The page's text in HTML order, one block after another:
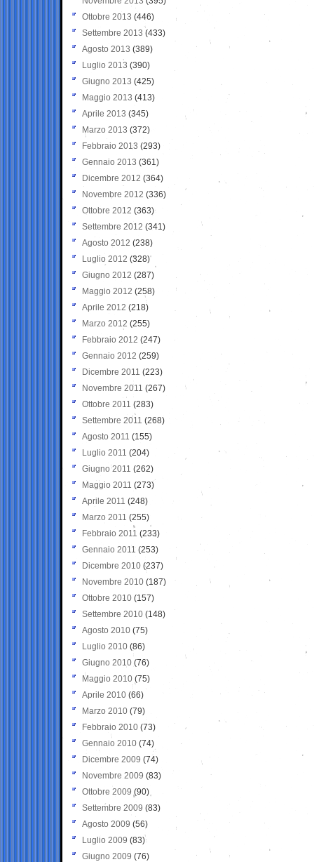
Ottobre 2013 (446)
Settembre 2013 (433)
Agosto 2013 (389)
Luglio 2013 (390)
Giugno 2013 (425)
Maggio 2013 (413)
Aprile 2013 (345)
Marzo 2013 (372)
Febbraio 2013 (293)
Gennaio 2013 (361)
Dicembre 2012 (364)
Novembre 2012 (336)
Ottobre 2012 (363)
Settembre 2012 (341)
Agosto 2012 (238)
Luglio 2012 (328)
Giugno 2012 (287)
Maggio 2012 (258)
Aprile 2012 (218)
Marzo 2012 (255)
Febbraio 2012 (247)
Gennaio 2012 (259)
Dicembre 2011 (223)
Novembre 2011 (267)
Ottobre 2011 (283)
Settembre 2011 (268)
Agosto 2011 (155)
Luglio 2011 (204)
Giugno 2011 (262)
Maggio 2011 (273)
Aprile 2011 (248)
Marzo 2011 (255)
Febbraio 2011 (233)
Gennaio 2011 (253)
Dicembre 2010 (237)
Novembre 2010 (187)
Ottobre 2010 (157)
Settembre 2010 (148)
Agosto 2010 (75)
Luglio 2010 (86)
Giugno 2010 (76)
Maggio 2010 (75)
Aprile 2010 (66)
Marzo 2010 (79)
Febbraio 2010 (73)
Gennaio 2010 (74)
Dicembre 2009 (74)
Novembre 2009 (83)
Ottobre 2009 (90)
Settembre 2009 (83)
Agosto 2009 (56)
Luglio 2009 (83)
Giugno 2009 (76)